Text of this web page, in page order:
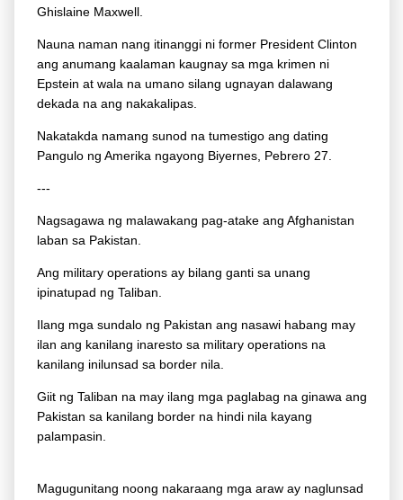
Ghislaine Maxwell.
Nauna naman nang itinanggi ni former President Clinton
ang anumang kaalaman kaugnay sa mga krimen ni
Epstein at wala na umano silang ugnayan dalawang
dekada na ang nakakalipas.
Nakatakda namang sunod na tumestigo ang dating
Pangulo ng Amerika ngayong Biyernes, Pebrero 27.
---
Nagsagawa ng malawakang pag-atake ang Afghanistan
laban sa Pakistan.
Ang military operations ay bilang ganti sa unang
ipinatupad ng Taliban.
Ilang mga sundalo ng Pakistan ang nasawi habang may
ilan ang kanilang inaresto sa military operations na
kanilang inilunsad sa border nila.
Giit ng Taliban na may ilang mga paglabag na ginawa ang
Pakistan sa kanilang border na hindi nila kayang
palampasin.
Magugunitang noong nakaraang mga araw ay naglunsad